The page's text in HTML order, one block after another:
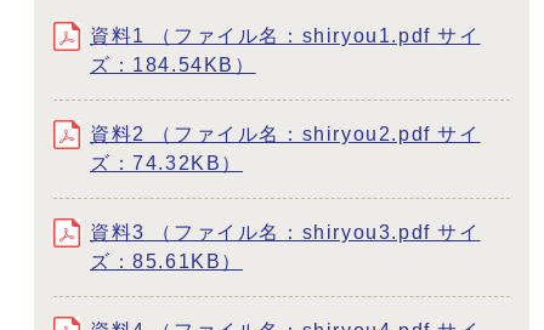
資料1 （ファイル名：shiryou1.pdf サイ
ズ：184.54KB）
資料2 （ファイル名：shiryou2.pdf サイ
ズ：74.32KB）
資料3 （ファイル名：shiryou3.pdf サイ
ズ：85.61KB）